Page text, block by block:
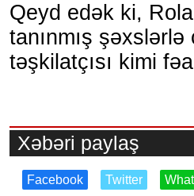
Qeyd edək ki,
tanınmış
təşkilatçısı kimi
Xəbəri paylaş
Facebook Twitter